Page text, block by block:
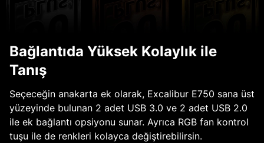
Bağlantıda Yüksek Kolaylık ile
Tanış
Seçeceğin anakarta ek olarak, Excalibur E750 sana üst
yüzeyinde bulunan 2 adet USB 3.0 ve 2 adet USB 2.0
ile ek bağlantı opsiyonu sunar. Ayrıca RGB fan kontrol
tuşu ile de renkleri kolayca değiştirebilirsin.